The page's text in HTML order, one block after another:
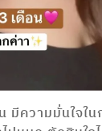
มีความมั่นใจใ